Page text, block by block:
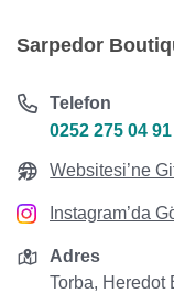
Sarpedor
Telefon
0252 275 04 91
Websitesi’ne
Instagram’da
Adres
Torba, Heredot